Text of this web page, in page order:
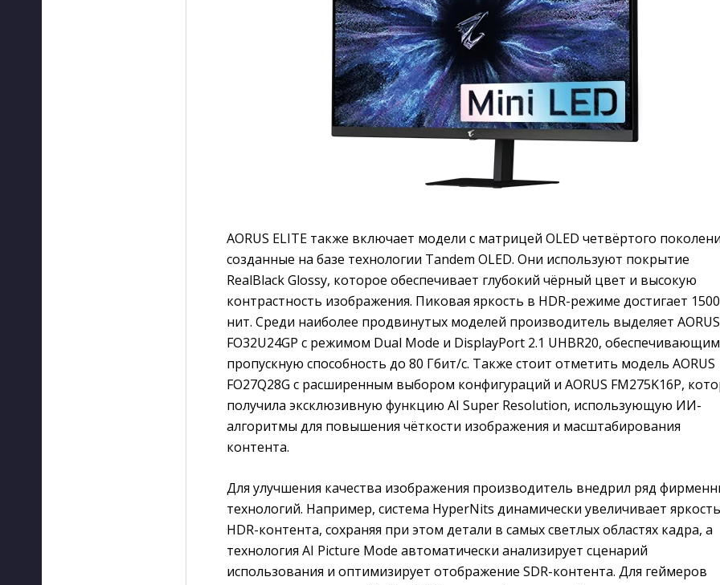
AORUS ELITE также включает модели с матрицей OLED четвёртого
созданные на базе технологии Tandem OLED. Они используют покрытие
RealBlack Glossy, которое обеспечивает глубокий чёрный цвет и высокую
контрастность изображения. Пиковая яркость в HDR-режиме достигает 1500
нит. Среди наиболее продвинутых моделей производитель выделяет AORUS
FO32U24GP с режимом Dual Mode и DisplayPort 2.1 UHBR20, обеспечивающим
пропускную способность до 80 Гбит/с. Также стоит отметить модель AORUS
FO27Q28G с расширенным выбором конфигураций и AORUS FM275K16P,
получила эксклюзивную функцию AI Super Resolution, использующую ИИ-
алгоритмы для повышения чёткости изображения и масштабирования
контента.
Для улучшения качества изображения производитель внедрил ряд
технологий. Например, система HyperNits динамически увеличивает яркость
HDR-контента, сохраняя при этом детали в самых светлых областях кадра, а
технология AI Picture Mode автоматически анализирует сценарий
использования и оптимизирует отображение SDR-контента. Для геймеров